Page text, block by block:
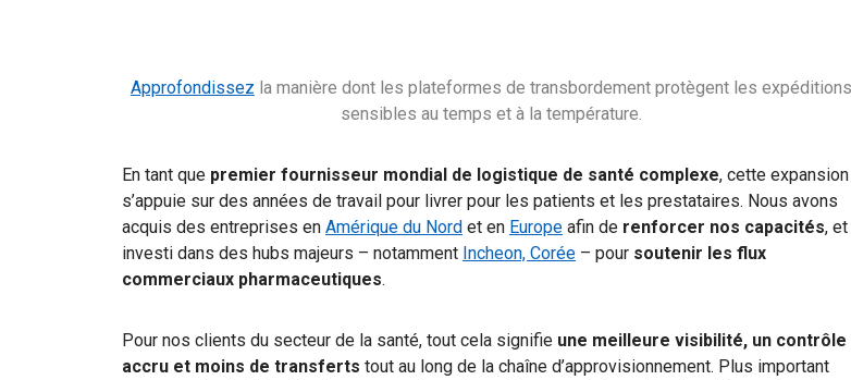
Approfondissez la manière dont les plateformes de transbordement protègent les expéditions
sensibles au temps et à la température.
En tant que premier fournisseur mondial de logistique de santé complexe, cette expansion
s’appuie sur des années de travail pour livrer pour les patients et les prestataires. Nous avons
acquis des entreprises en Amérique du Nord et en Europe afin de renforcer nos capacités, et
investi dans des hubs majeurs – notamment Incheon, Corée – pour soutenir les flux
commerciaux pharmaceutiques.
Pour nos clients du secteur de la santé, tout cela signifie une meilleure visibilité, un contrôle
accru et moins de transferts tout au long de la chaîne d’approvisionnement. Plus important